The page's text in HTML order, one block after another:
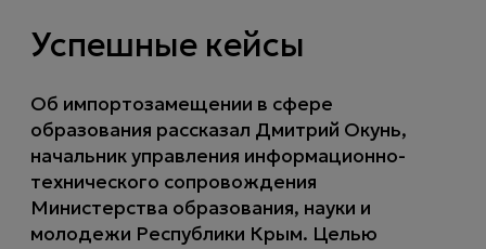
Успешные кейсы
Об импортозамещении в сфере
образования рассказал Дмитрий Окунь,
начальник управления информационно-
технического сопровождения
Министерства образования, науки и
молодежи Республики Крым. Целью